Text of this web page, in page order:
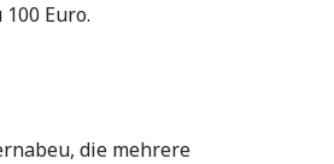
Euro.
die mehrere